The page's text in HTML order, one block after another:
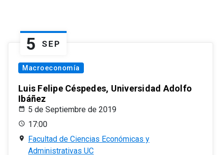
5 SEP
Macroeconomía
Luis Felipe Céspedes, Universidad Adolfo
Ibáñez
5 de Septiembre de 2019
17:00
Facultad de Ciencias Económicas y
Administrativas UC